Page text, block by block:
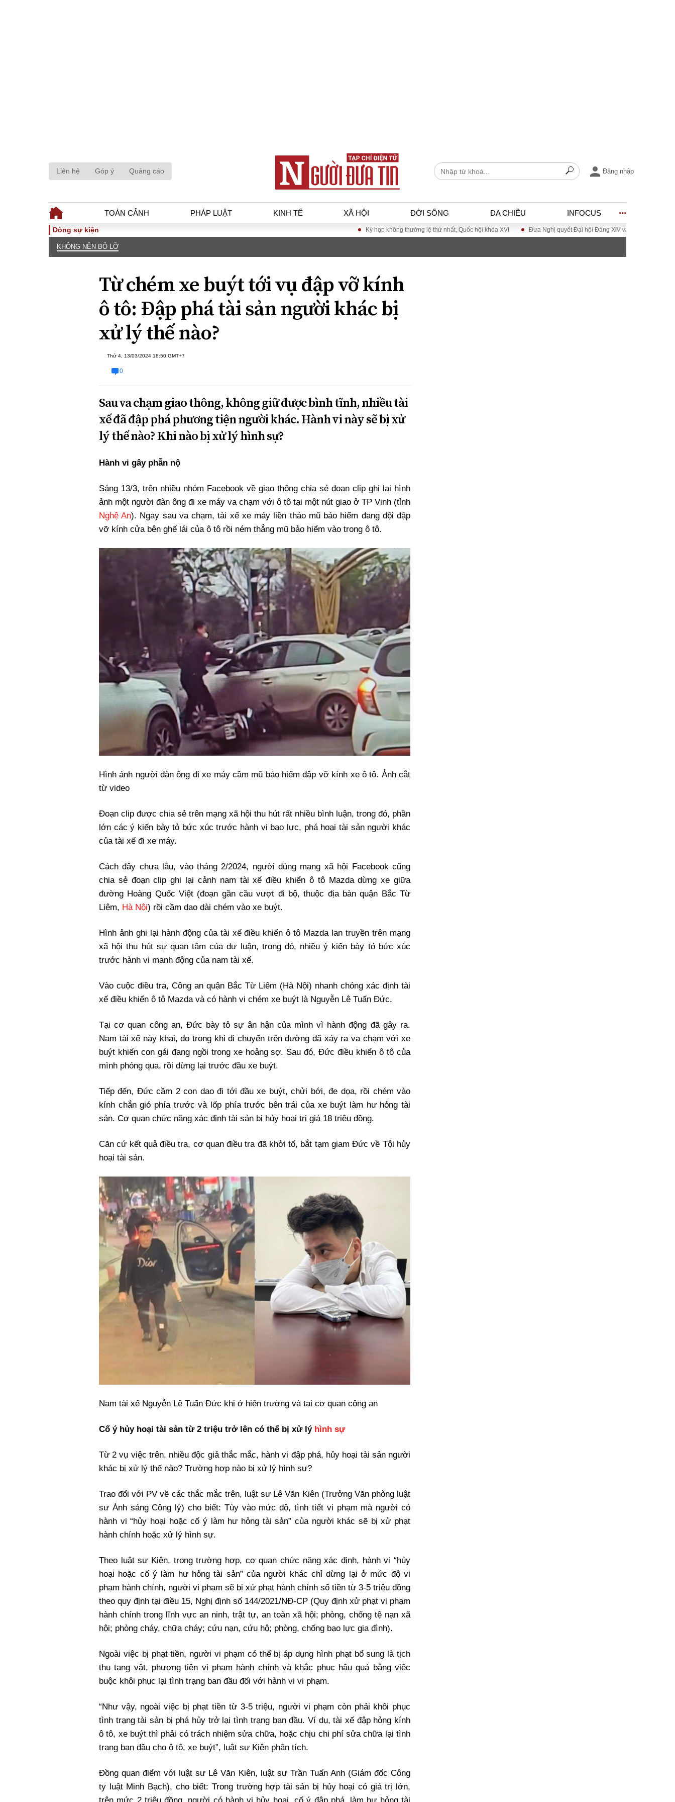
Liên hệ Góp ý Quảng cáo Đăng nhập
TOÀN CẢNH PHÁP LUẬT KINH TẾ XÃ HỘI ĐỜI SỐNG ĐA CHIỀU INFOCUS
TOÀN CẢNH
Chính sách
Đối thoại
luật
Góc nhìn luật gia
Hồ sơ điều tra
An ninh - Hình sự
Tài chính - Ngân
hàng
Kinh tế vĩ mô
ĐA CHIỀU
Quan điểm
INFOCUS
Dòng sự kiện Kỳ họp không thường lệ thứ nhất, Quốc hội khóa XVI Đưa Nghị quyết Đại hội Đảng XIV vào cuộc sống
KHÔNG NÊN BỎ LỠ
Từ chém xe buýt tới vụ đập vỡ kính
ô tô: Đập phá tài sản người khác bị
xử lý thế nào?
Thứ 4, 13/03/2024 18:50 GMT+7
0
Sau va chạm giao thông, không giữ được bình tĩnh, nhiều tài
xế đã đập phá phương tiện người khác. Hành vi này sẽ bị xử
lý thế nào? Khi nào bị xử lý hình sự?
Hành vi gây phẫn nộ
Sáng 13/3, trên nhiều nhóm Facebook về giao thông chia sẻ đoạn clip ghi lại hình
ảnh một người đàn ông đi xe máy va chạm với ô tô tại một nút giao ở TP Vinh (tỉnh
Nghệ An). Ngay sau va chạm, tài xế xe máy liền tháo mũ bảo hiểm đang đội đập
vỡ kính cửa bên ghế lái của ô tô rồi ném thẳng mũ bảo hiểm vào trong ô tô.
Hình ảnh người đàn ông đi xe máy cầm mũ bảo hiểm đập vỡ kính xe ô tô. Ảnh cắt
từ video
Đoạn clip được chia sẻ trên mạng xã hội thu hút rất nhiều bình luận, trong đó, phần
lớn các ý kiến bày tỏ bức xúc trước hành vi bạo lực, phá hoại tài sản người khác
của tài xế đi xe máy.
Cách đây chưa lâu, vào tháng 2/2024, người dùng mạng xã hội Facebook cũng
chia sẻ đoạn clip ghi lại cảnh nam tài xế điều khiển ô tô Mazda dừng xe giữa
đường Hoàng Quốc Việt (đoạn gần cầu vượt đi bộ, thuộc địa bàn quận Bắc Từ
Liêm, Hà Nội) rồi cầm dao dài chém vào xe buýt.
Hình ảnh ghi lại hành động của tài xế điều khiển ô tô Mazda lan truyền trên mạng
xã hội thu hút sự quan tâm của dư luận, trong đó, nhiều ý kiến bày tỏ bức xúc
trước hành vi manh động của nam tài xế.
Vào cuộc điều tra, Công an quận Bắc Từ Liêm (Hà Nội) nhanh chóng xác định tài
xế điều khiển ô tô Mazda và có hành vi chém xe buýt là Nguyễn Lê Tuấn Đức.
Tại cơ quan công an, Đức bày tỏ sự ân hận của mình vì hành động đã gây ra.
Nam tài xế này khai, do trong khi di chuyển trên đường đã xảy ra va chạm với xe
buýt khiến con gái đang ngồi trong xe hoảng sợ. Sau đó, Đức điều khiển ô tô của
mình phóng qua, rồi dừng lại trước đầu xe buýt.
Tiếp đến, Đức cầm 2 con dao đi tới đầu xe buýt, chửi bới, đe dọa, rồi chém vào
kính chắn gió phía trước và lốp phía trước bên trái của xe buýt làm hư hỏng tài
sản. Cơ quan chức năng xác định tài sản bị hủy hoại trị giá 18 triệu đồng.
Căn cứ kết quả điều tra, cơ quan điều tra đã khởi tố, bắt tạm giam Đức về Tội hủy
hoại tài sản.
Nam tài xế Nguyễn Lê Tuấn Đức khi ở hiện trường và tại cơ quan công an
Cố ý hủy hoại tài sản từ 2 triệu trở lên có thể bị xử lý hình sự
Từ 2 vụ việc trên, nhiều độc giả thắc mắc, hành vi đập phá, hủy hoại tài sản người
khác bị xử lý thế nào? Trường hợp nào bị xử lý hình sự?
Trao đổi với PV về các thắc mắc trên, luật sư Lê Văn Kiên (Trưởng Văn phòng luật
sư Ánh sáng Công lý) cho biết: Tùy vào mức độ, tình tiết vi phạm mà người có
hành vi “hủy hoại hoặc cố ý làm hư hỏng tài sản” của người khác sẽ bị xử phạt
hành chính hoặc xử lý hình sự.
Theo luật sư Kiên, trong trường hợp, cơ quan chức năng xác định, hành vi “hủy
hoại hoặc cố ý làm hư hỏng tài sản” của người khác chỉ dừng lại ở mức độ vi
phạm hành chính, người vi phạm sẽ bị xử phạt hành chính số tiền từ 3-5 triệu đồng
theo quy định tại điều 15, Nghị định số 144/2021/NĐ-CP (Quy định xử phạt vi phạm
hành chính trong lĩnh vực an ninh, trật tự, an toàn xã hội; phòng, chống tệ nạn xã
hội; phòng cháy, chữa cháy; cứu nạn, cứu hộ; phòng, chống bạo lực gia đình).
Ngoài việc bị phạt tiền, người vi phạm có thể bị áp dụng hình phạt bổ sung là tịch
thu tang vật, phương tiện vi phạm hành chính và khắc phục hậu quả bằng việc
buộc khôi phục lại tình trạng ban đầu đối với hành vi vi phạm.
“Như vậy, ngoài việc bị phạt tiền từ 3-5 triệu, người vi phạm còn phải khôi phục
tình trạng tài sản bị phá hủy trở lại tình trạng ban đầu. Ví dụ, tài xế đập hỏng kính
ô tô, xe buýt thì phải có trách nhiệm sửa chữa, hoặc chịu chi phí sửa chữa lại tình
trạng ban đầu cho ô tô, xe buýt”, luật sư Kiên phân tích.
Đồng quan điểm với luật sư Lê Văn Kiên, luật sư Trần Tuấn Anh (Giám đốc Công
ty luật Minh Bạch), cho biết: Trong trường hợp tài sản bị hủy hoại có giá trị lớn,